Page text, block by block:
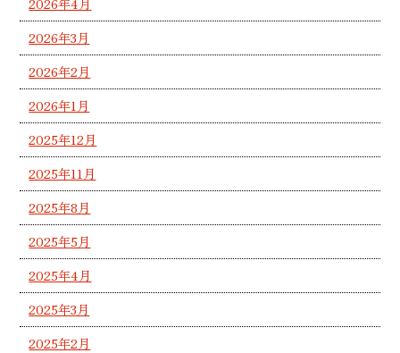
2026年3月
2026年2月
2026年1月
2025年12月
2025年11月
2025年8月
2025年5月
2025年4月
2025年3月
2025年2月